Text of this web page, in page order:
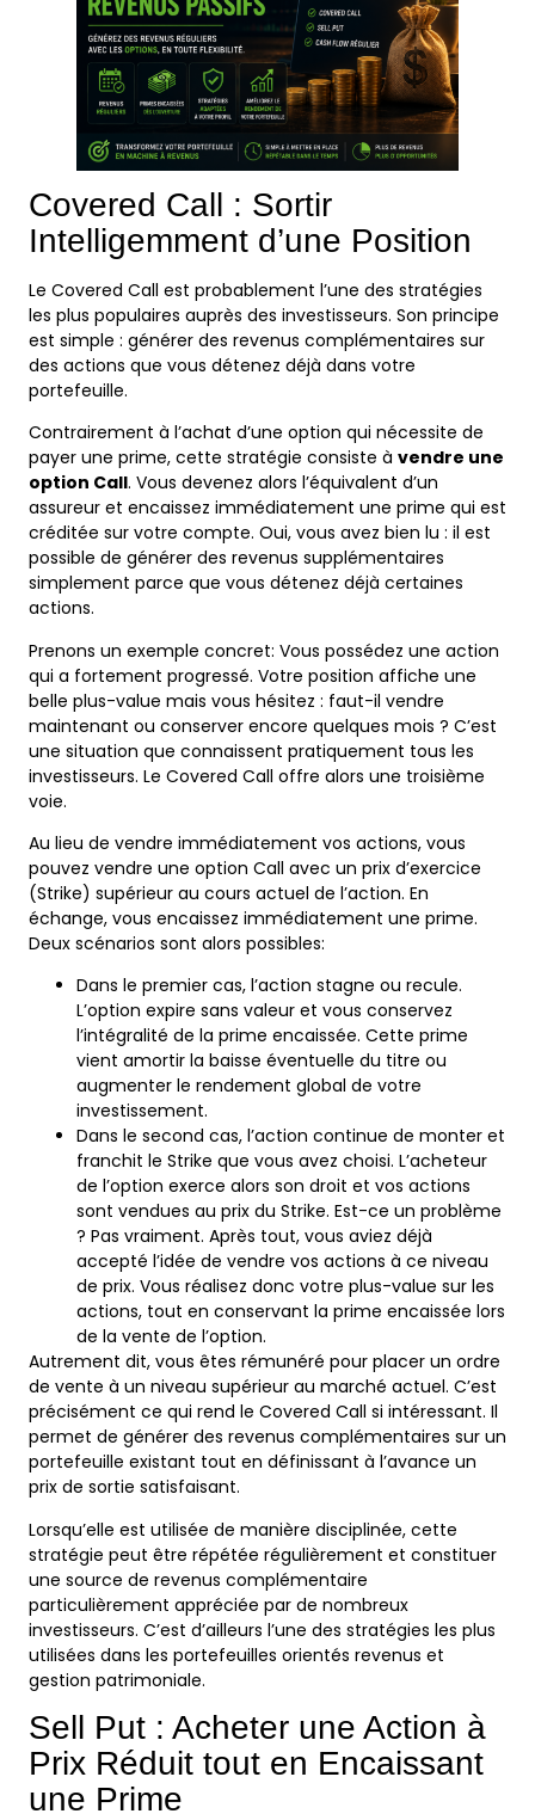
Covered Call : Sortir
Intelligemment d’une Position
Le Covered Call est probablement l’une des stratégies
les plus populaires auprès des investisseurs. Son principe
est simple : générer des revenus complémentaires sur
des actions que vous détenez déjà dans votre
portefeuille.
Contrairement à l’achat d’une option qui nécessite de
payer une prime, cette stratégie consiste à vendre une
option Call. Vous devenez alors l’équivalent d’un
assureur et encaissez immédiatement une prime qui est
créditée sur votre compte. Oui, vous avez bien lu : il est
possible de générer des revenus supplémentaires
simplement parce que vous détenez déjà certaines
actions.
Prenons un exemple concret: Vous possédez une action
qui a fortement progressé. Votre position affiche une
belle plus-value mais vous hésitez : faut-il vendre
maintenant ou conserver encore quelques mois ? C’est
une situation que connaissent pratiquement tous les
investisseurs. Le Covered Call offre alors une troisième
voie.
Au lieu de vendre immédiatement vos actions, vous
pouvez vendre une option Call avec un prix d’exercice
(Strike) supérieur au cours actuel de l’action. En
échange, vous encaissez immédiatement une prime.
Deux scénarios sont alors possibles:
Dans le premier cas, l’action stagne ou recule.
L’option expire sans valeur et vous conservez
l’intégralité de la prime encaissée. Cette prime
vient amortir la baisse éventuelle du titre ou
augmenter le rendement global de votre
investissement.
Dans le second cas, l’action continue de monter et
franchit le Strike que vous avez choisi. L’acheteur
de l’option exerce alors son droit et vos actions
sont vendues au prix du Strike. Est-ce un problème
? Pas vraiment. Après tout, vous aviez déjà
accepté l’idée de vendre vos actions à ce niveau
de prix. Vous réalisez donc votre plus-value sur les
actions, tout en conservant la prime encaissée lors
de la vente de l’option.
Autrement dit, vous êtes rémunéré pour placer un ordre
de vente à un niveau supérieur au marché actuel. C’est
précisément ce qui rend le Covered Call si intéressant. Il
permet de générer des revenus complémentaires sur un
portefeuille existant tout en définissant à l’avance un
prix de sortie satisfaisant.
Lorsqu’elle est utilisée de manière disciplinée, cette
stratégie peut être répétée régulièrement et constituer
une source de revenus complémentaire
particulièrement appréciée par de nombreux
investisseurs. C’est d’ailleurs l’une des stratégies les plus
utilisées dans les portefeuilles orientés revenus et
gestion patrimoniale.
Sell Put : Acheter une Action à
Prix Réduit tout en Encaissant
une Prime